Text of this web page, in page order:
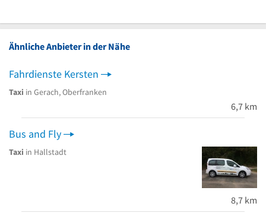
Ähnliche Anbieter in der Nähe
Fahrdienste Kersten
Taxi in Gerach, Oberfranken
6,7 km
Bus and Fly
Taxi in Hallstadt
8,7 km